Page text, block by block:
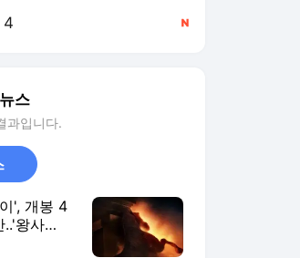
4
스
과입니다.
', 개봉 4
..'왕사
[공식]